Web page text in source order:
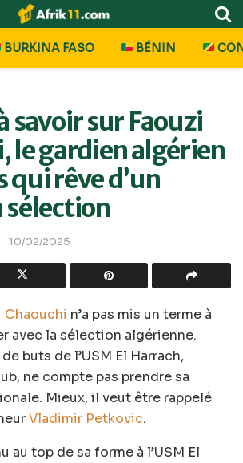
BURKINA FASO BÉNIN
savoir sur Faouzi
le gardien algérien
qui rêve d’un
sélection
10/02/2025
Chaouchi n’a pas mis un terme à
avec la sélection algérienne.
buts de l’USM El Harrach,
ne compte pas prendre sa
Mieux, il veut être rappelé
Vladimir Petkovic.
au top de sa forme à l’USM El